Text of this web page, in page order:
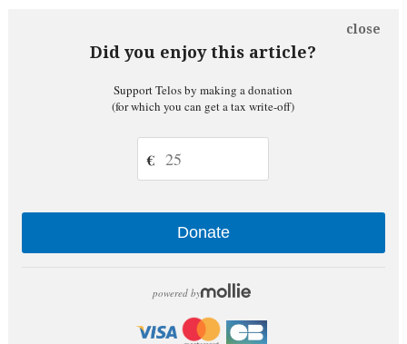
Did you enjoy this article?
close
Support Telos by making a donation
(for which you can get a tax write-off)
€
Donate
powered by